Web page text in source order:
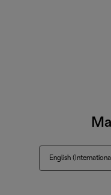
English